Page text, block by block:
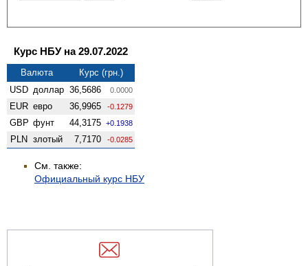
Курс НБУ на 29.07.2022
Валюта
Курс (грн.)
USD доллар 36,5686 0.0000
EUR евро 36,9965 -0.1279
GBP фунт 44,3175 +0.1938
PLN злотый 7,7170 -0.0285
См. также:
Официальный курс НБУ